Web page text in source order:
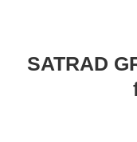
SATRAD